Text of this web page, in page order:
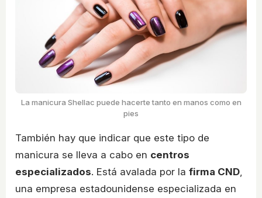
La manicura Shellac puede hacerte tanto en manos como en
pies
También hay que indicar que este tipo de
manicura se lleva a cabo en centros
especializados. Está avalada por la firma CND,
una empresa estadounidense especializada en